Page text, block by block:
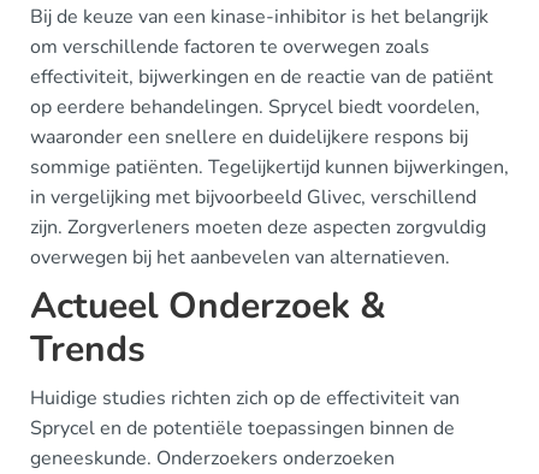
Bij de keuze van een kinase-inhibitor is het belangrijk
om verschillende factoren te overwegen zoals
effectiviteit, bijwerkingen en de reactie van de patiënt
op eerdere behandelingen. Sprycel biedt voordelen,
waaronder een snellere en duidelijkere respons bij
sommige patiënten. Tegelijkertijd kunnen bijwerkingen,
in vergelijking met bijvoorbeeld Glivec, verschillend
zijn. Zorgverleners moeten deze aspecten zorgvuldig
overwegen bij het aanbevelen van alternatieven.
Actueel Onderzoek &
Trends
Huidige studies richten zich op de effectiviteit van
Sprycel en de potentiële toepassingen binnen de
geneeskunde. Onderzoekers onderzoeken